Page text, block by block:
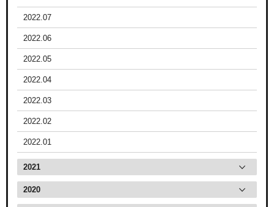
2022.07
2022.06
2022.05
2022.04
2022.03
2022.02
2022.01
2021
2020